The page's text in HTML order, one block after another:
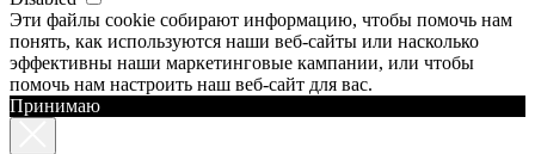
Эти файлы cookie собирают информацию, чтобы помочь нам
понять, как используются наши веб-сайты или насколько
эффективны наши маркетинговые кампании, или чтобы
помочь нам настроить наш веб-сайт для вас.
Принимаю